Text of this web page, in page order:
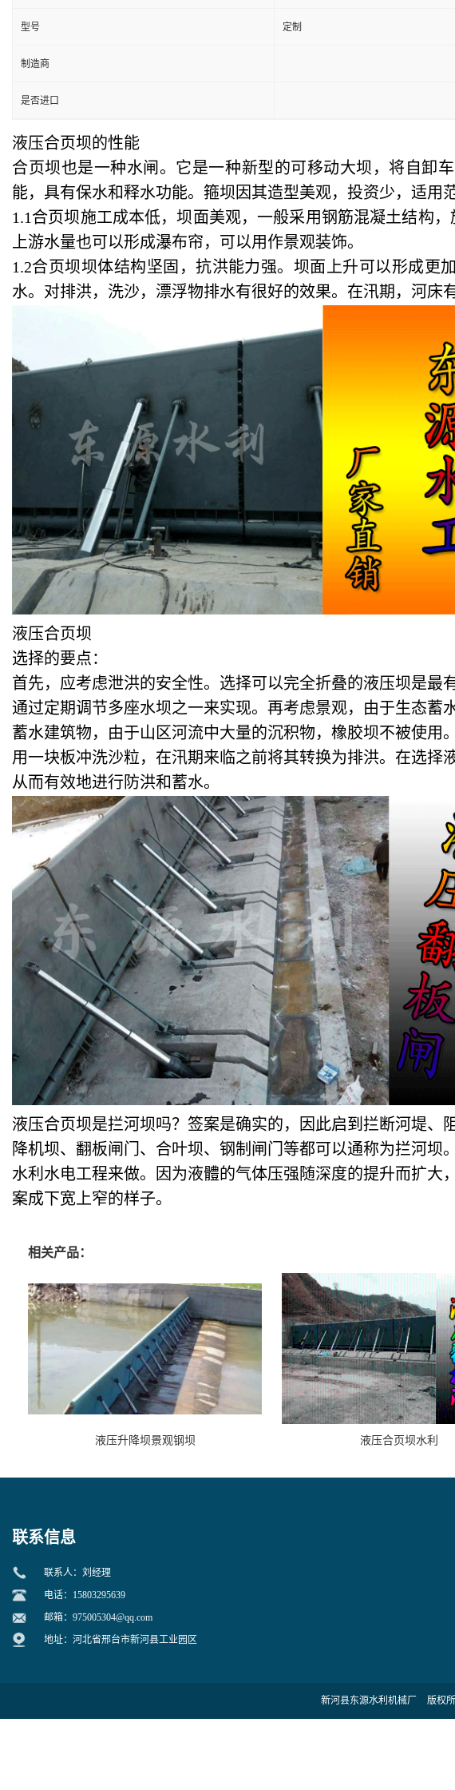
型号 定制
制造商
是否进口
液压合页坝的性能
合页坝也是一种水闸。它是一种新型的可移动大坝，将自卸
能，具有保水和释水功能。箍坝因其造型美观，投资少，适用
1.1合页坝施工成本低，坝面美观，一般采用钢筋混凝土结构
上游水量也可以形成瀑布帘，可以用作景观装饰。
1.2合页坝坝体结构坚固，抗洪能力强。坝面上升可以形成
水。对排洪，洗沙，漂浮物排水有很好的效果。在汛期，河床
液压合页坝
选择的要点：
首先，应考虑泄洪的安全性。选择可以完全折叠的液压坝是
通过定期调节多座水坝之一来实现。再考虑景观，由于生态
蓄水建筑物，由于山区河流中大量的沉积物，橡胶坝不被使
用一块板冲洗沙粒，在汛期来临之前将其转换为排洪。在选择
从而有效地进行防洪和蓄水。
液压合页坝是拦河坝吗？签案是确实的，因此启到拦断河堤
降机坝、翻板闸门、合叶坝、钢制闸门等都可以通称为拦河
水利水电工程来做。因为液體的气体压强随深度的提升而扩大
案成下宽上窄的样子。
相关产品：
液压升降坝景观钢坝 液压合页坝水利
联系信息
联系人：刘经理
电话：15803295639
邮箱： 975005304@qq.com
地址：河北省邢台市新河县工业园区
新河县东源水利机械厂 版权